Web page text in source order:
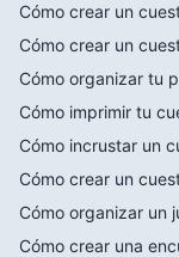
Cómo crear un
Cómo crear un
Cómo organizar tu
Cómo imprimir tu
Cómo incrustar un
Cómo crear un
Cómo organizar un
Cómo crear una